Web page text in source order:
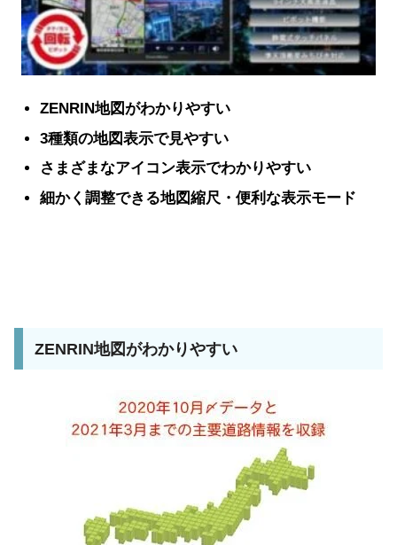
ZENRIN地図がわかりやすい
3種類の地図表示で見やすい
さまざまなアイコン表示でわかりやすい
細かく調整できる地図縮尺・便利な表示モード
ZENRIN地図がわかりやすい